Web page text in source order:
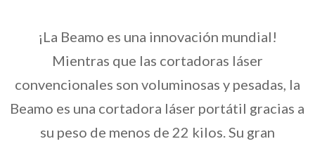
¡La Beamo es una innovación mundial!
Mientras que las cortadoras láser
convencionales son voluminosas y pesadas, la
Beamo es una cortadora láser portátil gracias a
su peso de menos de 22 kilos. Su gran